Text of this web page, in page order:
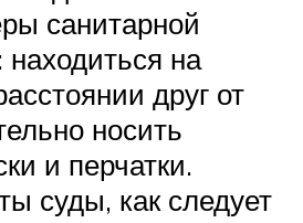
санитарной
находиться на
друг от
носить
и перчатки.
суды, как следует